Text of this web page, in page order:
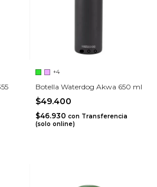
+4
Botella Waterdog Akwa 650 ml
$49.400
$46.930 con Transferencia
(solo online)